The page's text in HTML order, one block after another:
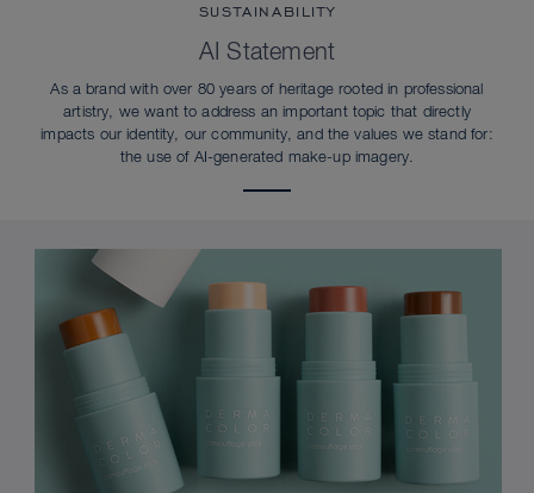
SUSTAINABILITY
AI Statement
As a brand with over 80 years of heritage rooted in professional
artistry, we want to address an important topic that directly
impacts our identity, our community, and the values we stand for:
the use of AI-generated make-up imagery.